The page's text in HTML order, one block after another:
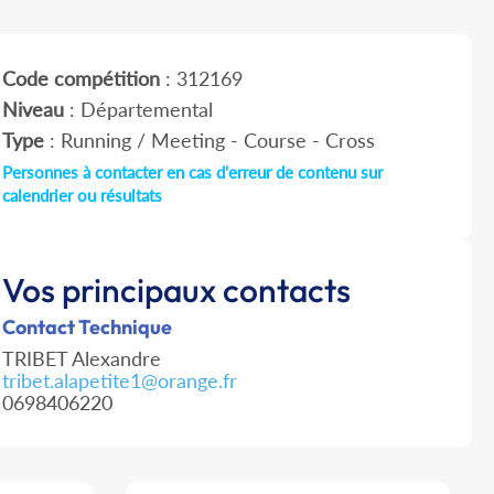
Code compétition: 312169
Niveau: Départemental
Type: Running / Meeting - Course - Cross
Personnes à contacter en cas d'erreur de contenu sur
calendrier ou résultats
Vos principaux contacts
Contact Technique
TRIBET Alexandre
tribet.alapetite1@orange.fr
0698406220